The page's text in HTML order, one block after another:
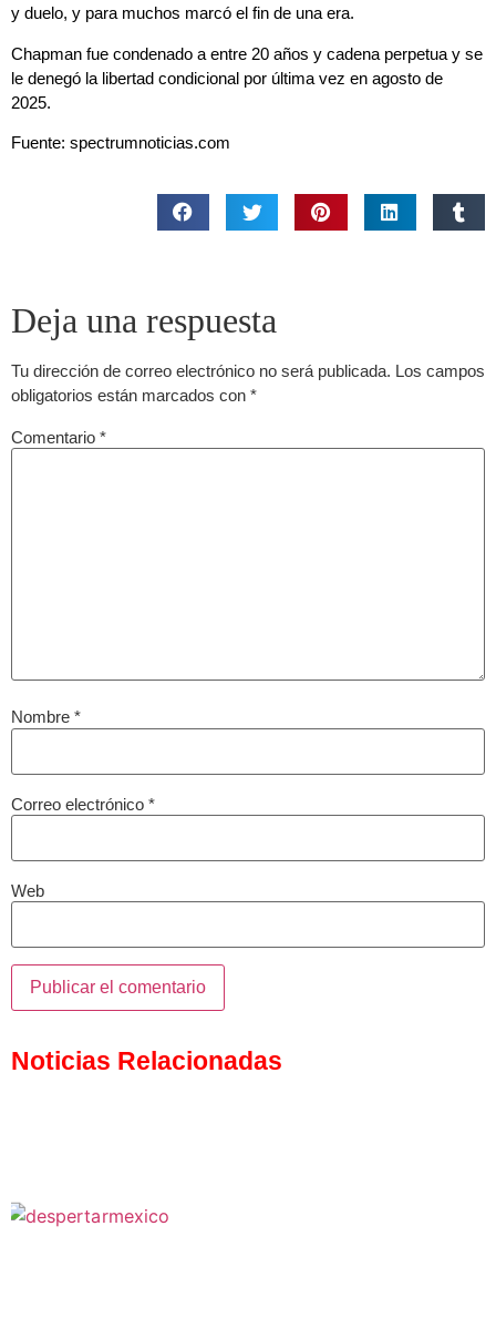
y duelo, y para muchos marcó el fin de una era.
Chapman fue condenado a entre 20 años y cadena perpetua y se
le denegó la libertad condicional por última vez en agosto de
2025.
Fuente: spectrumnoticias.com
Deja una respuesta
Tu dirección de correo electrónico no será publicada. Los campos
obligatorios están marcados con *
Comentario *
Nombre *
Correo electrónico *
Web
Noticias Relacionadas